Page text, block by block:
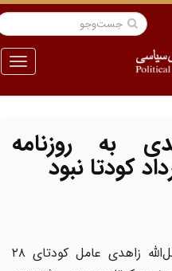
منو
به روزنامه
اردشیر زاهدی، فرزند سپهبد فضل‌الله زاهدی عامل کودتای ۲۸